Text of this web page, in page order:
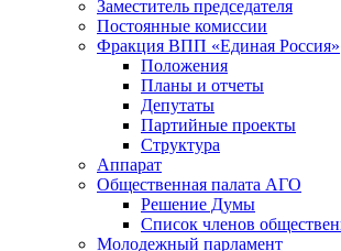
Заместитель председателя
Постоянные комиссии
Фракция ВПП «Единая Россия»
Положения
Планы и отчеты
Депутаты
Партийные проекты
Структура
Аппарат
Общественная палата АГО
Решение Думы
Список членов
Молодежный парламент